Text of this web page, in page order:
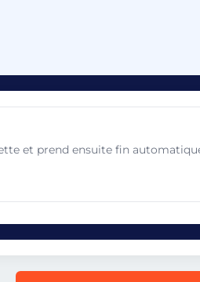
et prend ensuite fin